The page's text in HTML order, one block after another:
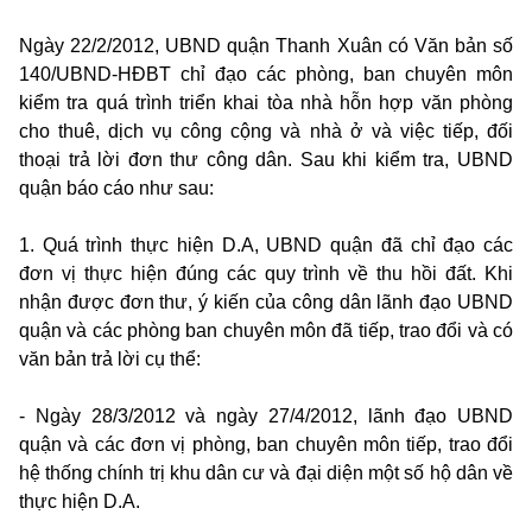
Ngày 22/2/2012, UBND quận Thanh Xuân có Văn bản số
140/UBND-HĐBT chỉ đạo các phòng, ban chuyên môn
kiểm tra quá trình triển khai tòa nhà hỗn hợp văn phòng
cho thuê, dịch vụ công cộng và nhà ở và việc tiếp, đối
thoại trả lời đơn thư công dân. Sau khi kiểm tra, UBND
quận báo cáo như sau:
1. Quá trình thực hiện D.A, UBND quận đã chỉ đạo các
đơn vị thực hiện đúng các quy trình về thu hồi đất. Khi
nhận được đơn thư, ý kiến của công dân lãnh đạo UBND
quận và các phòng ban chuyên môn đã tiếp, trao đổi và có
văn bản trả lời cụ thể:
- Ngày 28/3/2012 và ngày 27/4/2012, lãnh đạo UBND
quận và các đơn vị phòng, ban chuyên môn tiếp, trao đổi
hệ thống chính trị khu dân cư và đại diện một số hộ dân về
thực hiện D.A.